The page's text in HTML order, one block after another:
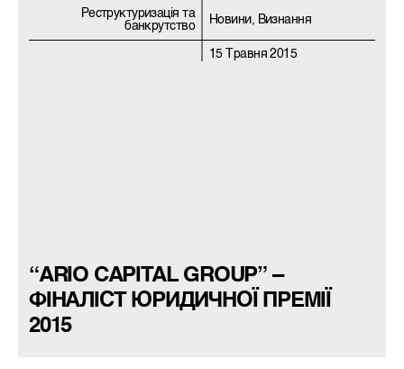
Реструктуризацiя та
банкрутство
Новини, Визнання
15 Травня 2015
“ARIO CAPITAL GROUP” –
ФІНАЛІСТ ЮРИДИЧНОЇ ПРЕМІЇ
2015